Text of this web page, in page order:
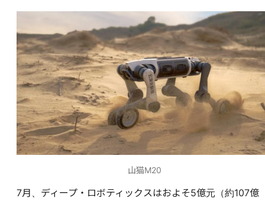
山猫M20
7月、ディープ・ロボティックスはおよそ5億元（約107億